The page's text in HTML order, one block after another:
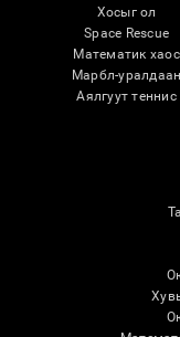
Хосыг ол
Space Rescue
Математик хаос
Марбл-уралдаан
Аялгуут теннис